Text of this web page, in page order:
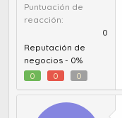
Puntuación de
reacción
0
Reputación de
negocios - 0%
0
0 0